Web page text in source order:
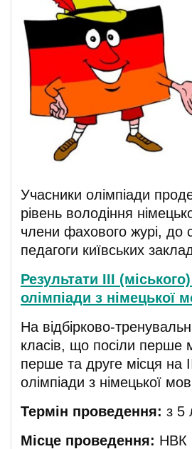
Учасники олімпіади
рівень володіння
члени фахового журі, до
педагоги київських
Результати ІІІ
олімпіади з німецької
На відбірково-
класів, що посіли перше
перше та друге місця на
олімпіади з німецької
Термін проведення: з 5
Місце проведення: НВК